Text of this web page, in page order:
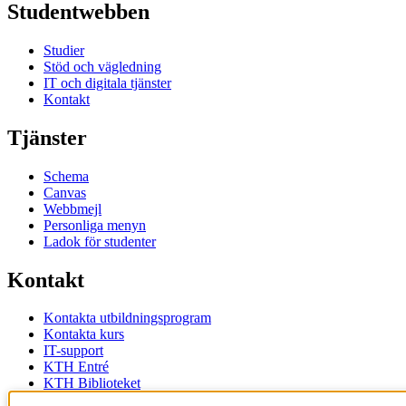
Studentwebben
Studier
Stöd och vägledning
IT och digitala tjänster
Kontakt
Tjänster
Schema
Canvas
Webbmejl
Personliga menyn
Ladok för studenter
Kontakt
Kontakta utbildningsprogram
Kontakta kurs
IT-support
KTH Entré
KTH Biblioteket